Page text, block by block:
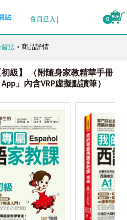
會員登入 0
法 > 商品詳情
級】 （附隨身家教精華手冊
」內含VRP虛擬點讀筆）